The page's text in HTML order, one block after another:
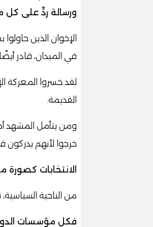
ورسالة ردٍّ على
الإخوان الذين
في الميدان، قادر
لقد خسروا المعركة
القديمة.
ومن يتأمل المشهد
خرجوا لأنهم يدركون
الانتخابات كصورة
من الناحية
فكل مؤسسات